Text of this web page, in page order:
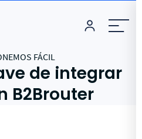
FÁCIL
de integrar
B2Brouter